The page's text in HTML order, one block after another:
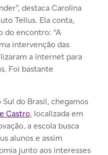
destaca Carolina
Tellus. Ela conta,
do encontro: “A
intervenção das
a internet para
Foi bastante
do Brasil, chegamos
Castro, localizada em
a escola busca
alunos e assim
junto aos interesses